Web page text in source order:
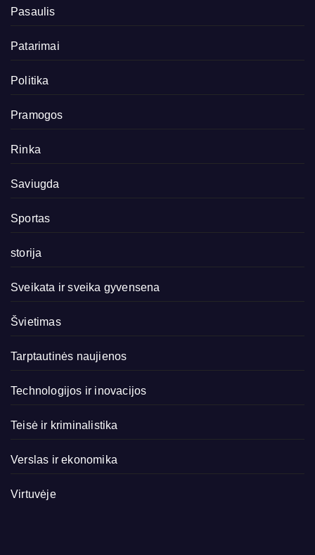
Pasaulis
Patarimai
Politika
Pramogos
Rinka
Saviugda
Sportas
storija
Sveikata ir sveika gyvensena
Švietimas
Tarptautinės naujienos
Technologijos ir inovacijos
Teisė ir kriminalistika
Verslas ir ekonomika
Virtuvėje